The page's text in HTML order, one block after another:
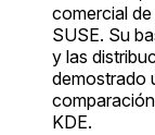
comercial
SUSE. Su
y las
demostrado
KDE.